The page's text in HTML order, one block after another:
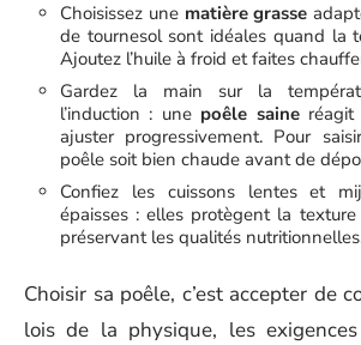
Choisissez une matière grasse
de tournesol sont idéales quand la
Ajoutez l’huile à froid et faites
Gardez la main sur la
l’induction : une poêle saineréagit
ajuster progressivement. Pour
poêle soit bien chaude avant de
Confiez les cuissons lentes et
épaisses : elles protègent la
préservant les qualités
Choisir sa poêle, c’est accepter de
lois de la physique, les